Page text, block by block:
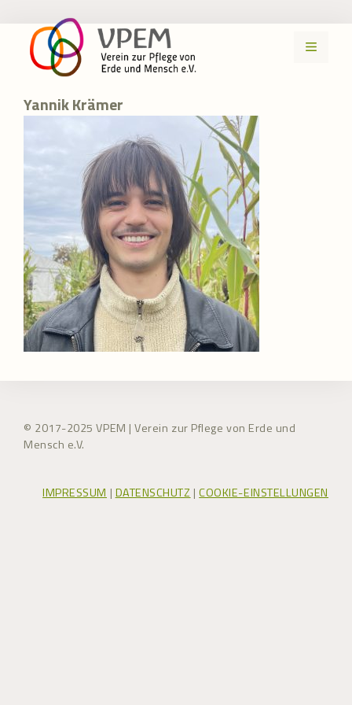
Inhalt
springen
MENÜ
Yannik Krämer
© 2017-2025 VPEM | Verein zur Pflege von Erde und
Mensch e.V.
IMPRESSUM | DATENSCHUTZ |COOKIE-EINSTELLUNGEN